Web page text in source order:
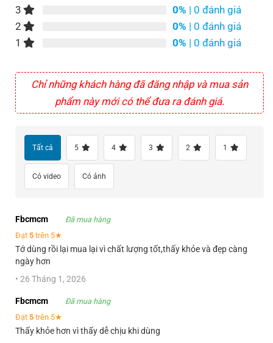
3
0% | 0 đánh giá
2
0% | 0 đánh giá
1
0% | 0 đánh giá
Chỉ những khách hàng đã đăng nhập và mua sản
phẩm này mới có thể đưa ra đánh giá.
Tất cả 5 4 3 2 1
Có video Có ảnh
Fbcmcm
Đã mua hàng
Đạt 5 trên 5★
Tớ dùng rồi lại mua lại vì chất lượng tốt,thấy khỏe và đẹp càng
ngày hơn
• 26 Tháng 1, 2026
Fbcmcm
Đã mua hàng
Đạt 5 trên 5★
Thấy khỏe hơn vì thấy dễ chịu khi dùng